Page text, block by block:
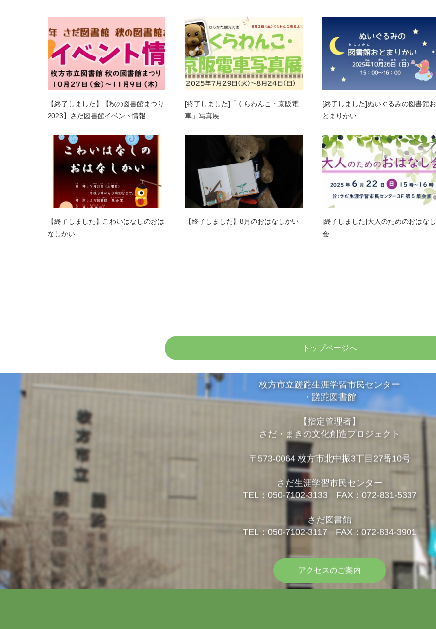
【終了しました】【秋の図書館まつり
2023】さだ図書館イベント情報
[終了しました]「くらわんこ・京阪電
車」写真展
[終了しました]ぬいぐるみの図書館お
とまりかい
【終了しました】こわいはなしのおは
なしかい
【終了しました】8月のおはなしかい
[終了しました]大人のためのおはなし
会
トップページへ
枚方市立蹉跎生涯学習市民センター
・蹉跎図書館
【指定管理者】
さだ・まきの文化創造プロジェクト
〒573-0064 枚方市北中振3丁目27番10号
さだ生涯学習市民センター
TEL：050-7102-3133 FAX：072-831-5337
さだ図書館
TEL：050-7102-3117 FAX：072-834-3901
アクセスのご案内